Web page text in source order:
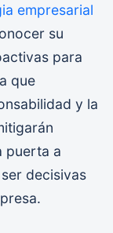
empresarial
su
para
que
y la
puerta a
decisivas